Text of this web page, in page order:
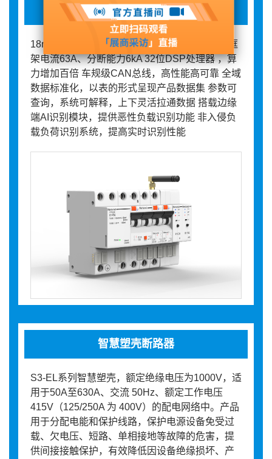
智慧微断
18mm标准设计，1:1替换传统空开 小体积保持框
架电流63A、分断能力6kA 32位DSP处理器 ，算
力增加百倍 车规级CAN总线，高性能高可靠 全域
数据标准化，以表的形式呈现产品数据集 参数可
查询，系统可解释，上下灵活拉通数据 搭载边缘
端AI识别模块，提供恶性负载识别功能 非入侵负
载负荷识别系统，提高实时识别性能
智慧塑壳断路器
S3-EL系列智慧塑壳，额定绝缘电压为1000V，适
用于50A至630A、交流 50Hz、额定工作电压
415V（125/250A 为 400V）的配电网络中。产品
用于分配电能和保护线路，保护电源设备免受过
载、欠电压、短路、单相接地等故障的危害，提
供间接接触保护，有效降低因设备绝缘损坏、产